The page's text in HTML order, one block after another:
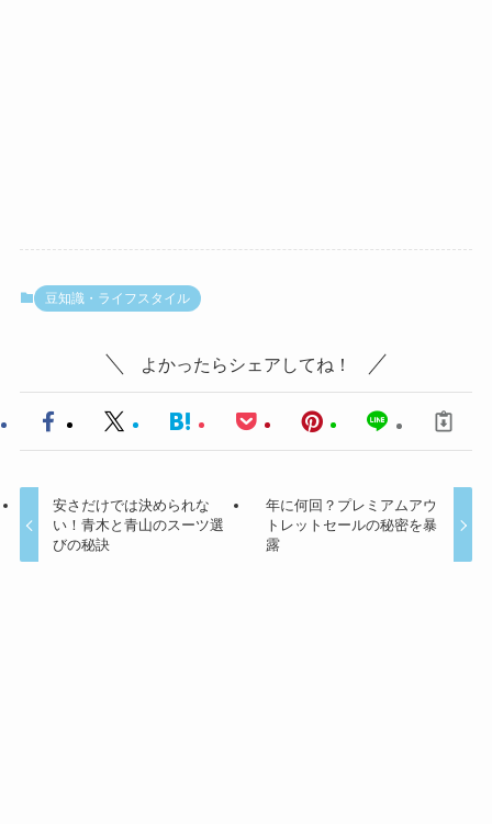
豆知識・ライフスタイル
よかったらシェアしてね！
安さだけでは決められな
い！青木と青山のスーツ選
びの秘訣
年に何回？プレミアムアウ
トレットセールの秘密を暴
露